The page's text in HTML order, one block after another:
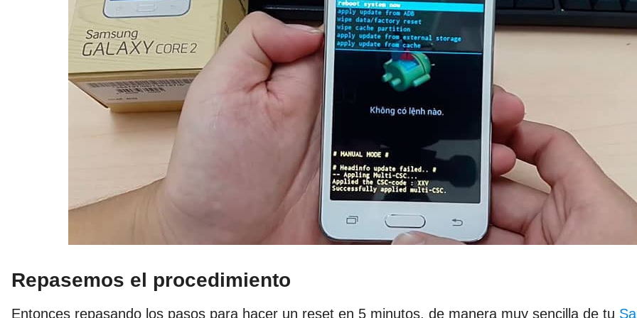
Repasemos el procedimiento
Entonces repasando los pasos para hacer un reset en 5 minutos, de manera muy sencilla de tu